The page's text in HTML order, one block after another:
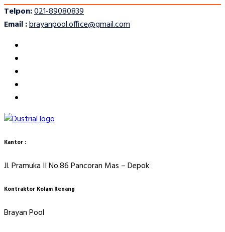
Telpon:021-89080839
Email :brayanpool.office@gmail.com
Kantor :
Jl. Pramuka II No.86 Pancoran Mas – Depok
Kontraktor Kolam Renang
Brayan Pool